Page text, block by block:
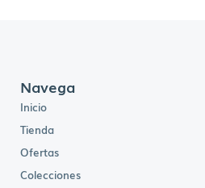
Navega
Inicio
Tienda
Ofertas
Colecciones